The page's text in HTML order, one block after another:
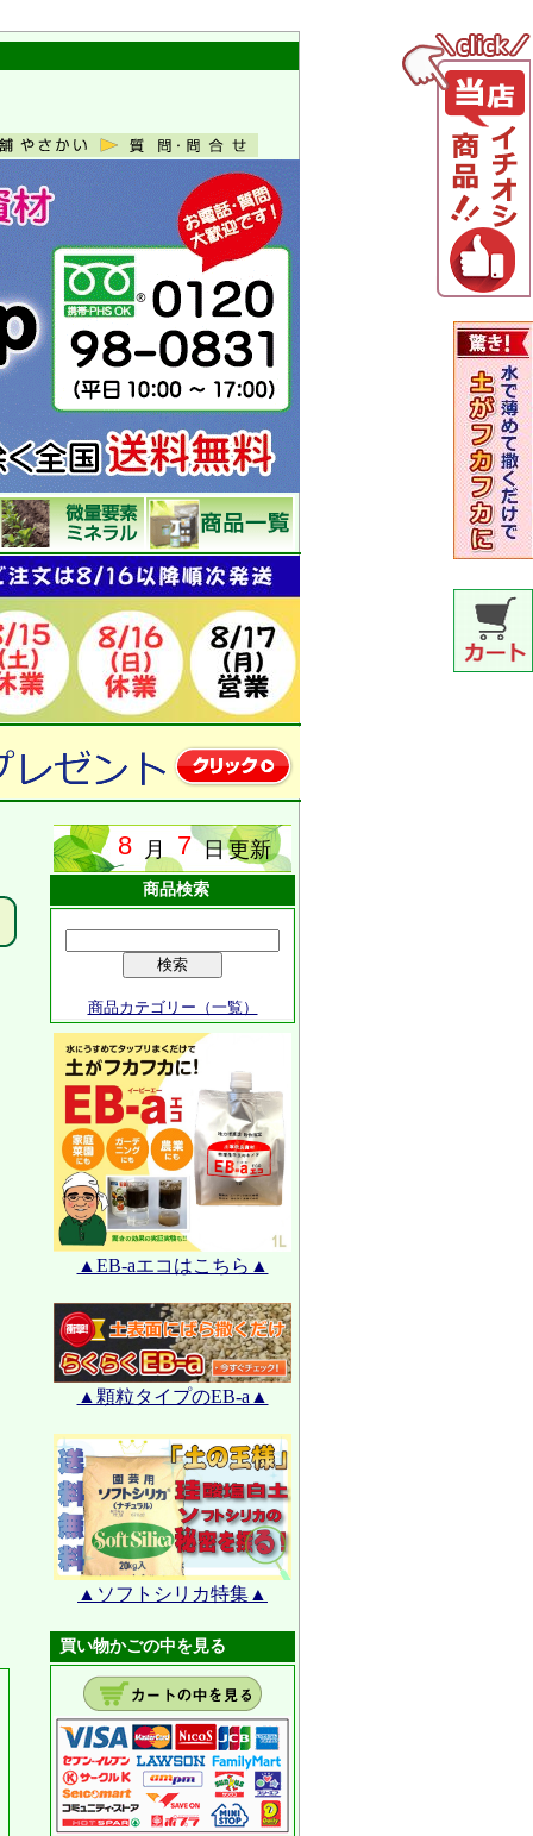
商品検索
商品カテゴリー（一覧）
▲EB-aエコはこちら▲
▲顆粒タイプのEB-a▲
▲ソフトシリカ特集▲
買い物かごの中を見る